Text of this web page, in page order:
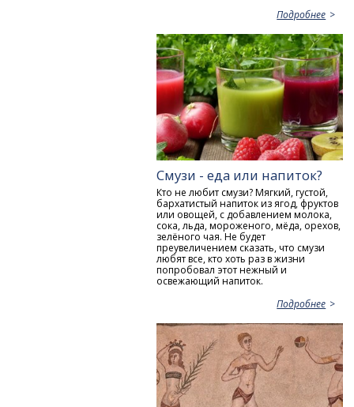
Подробнее
Смузи - еда или напиток?
Кто не любит смузи? Мягкий, густой,
бархатистый напиток из ягод, фруктов
или овощей, с добавлением молока,
сока, льда, мороженого, мёда, орехов,
зелёного чая. Не будет
преувеличением сказать, что смузи
любят все, кто хоть раз в жизни
попробовал этот нежный и
освежающий напиток.
Подробнее